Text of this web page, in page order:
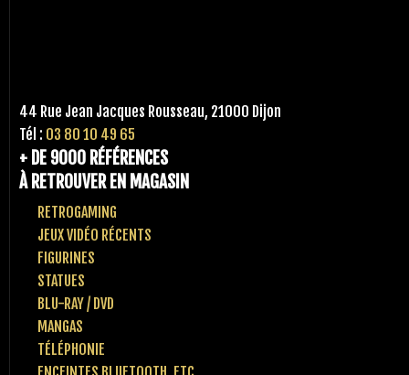
44 Rue Jean Jacques Rousseau, 21000 Dijon
Tél : 03 80 10 49 65
+ DE 9000 RÉFÉRENCES
À RETROUVER EN MAGASIN
RETROGAMING
JEUX VIDÉO RÉCENTS
FIGURINES
STATUES
BLU-RAY / DVD
MANGAS
TÉLÉPHONIE